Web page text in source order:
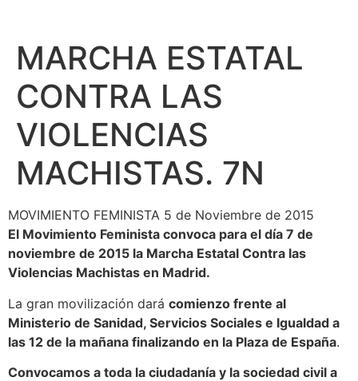
MARCHA ESTATAL
CONTRA LAS
VIOLENCIAS
MACHISTAS. 7N
MOVIMIENTO FEMINISTA 5 de Noviembre de 2015
El Movimiento Feminista convoca para el día 7 de
noviembre de 2015 la Marcha Estatal Contra las
Violencias Machistas en Madrid.
La gran movilización dará comienzo frente al
Ministerio de Sanidad, Servicios Sociales e Igualdad a
las 12 de la mañana finalizando en la Plaza de España.
Convocamos a toda la ciudadanía y la sociedad civil a